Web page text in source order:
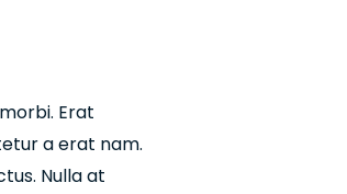
Erat
a erat nam.
Nulla at